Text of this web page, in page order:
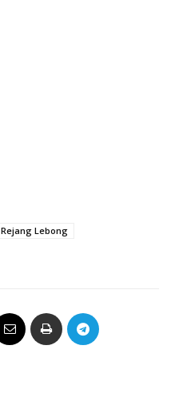
Rejang Lebong